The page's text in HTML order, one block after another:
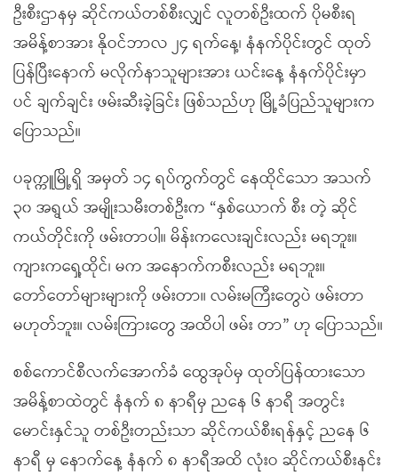
ဦးစီးဌာနမှ ဆိုင်ကယ်တစ်စီးလျှင် လူတစ်ဦးထက် ပိုမစီးရ
အမိန့်စာအား နိုဝင်ဘာလ ၂၄ ရက်နေ့၊ နံနက်ပိုင်းတွင် ထုတ်
ပြန်ပြီးနောက် မလိုက်နာသူများအား ယင်းနေ့ နံနက်ပိုင်းမှာ
ပင် ချက်ချင်း ဖမ်းဆီးခဲ့ခြင်း ဖြစ်သည်ဟု မြို့ခံပြည်သူများက
ပြောသည်။
ပခုက္ကူမြို့ရှိ အမှတ် ၁၄ ရပ်ကွက်တွင် နေထိုင်သော အသက်
၃၀ အရွယ် အမျိုးသမီးတစ်ဦးက “နှစ်ယောက် စီး တဲ့ ဆိုင်
ကယ်တိုင်းကို ဖမ်းတာပါ။ မိန်းကလေးချင်းလည်း မရဘူး။
ကျားကရှေ့ထိုင်၊ မက အနောက်ကစီးလည်း မရဘူး။
တော်တော်များများကို ဖမ်းတာ။ လမ်းမကြီးတွေပဲ ဖမ်းတာ
မဟုတ်ဘူး။ လမ်းကြားတွေ အထိပါ ဖမ်း တာ” ဟု ပြောသည်။
စစ်ကောင်စီလက်အောက်ခံ ထွေအုပ်မှ ထုတ်ပြန်ထားသော
အမိန့်စာထဲတွင် နံနက် ၈ နာရီမှ ညနေ ၆ နာရီ အတွင်း
မောင်းနှင်သူ တစ်ဦးတည်းသာ ဆိုင်ကယ်စီးရန်နှင့် ညနေ ၆
နာရီ မှ နောက်နေ့ နံနက် ၈ နာရီအထိ လုံးဝ ဆိုင်ကယ်စီးနင်း